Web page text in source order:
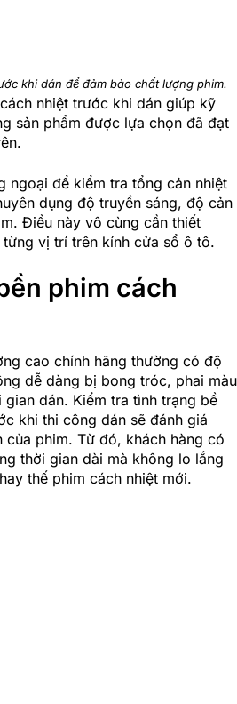
khi dán để đảm bảo chất lượng phim.
nhiệt trước khi dán giúp kỹ
sản phẩm được lựa chọn đã đạt
ngoại để kiểm tra tổng cản nhiệt
dụng độ truyền sáng, độ cản
Điều này vô cùng cần thiết
vị trí trên kính cửa sổ ô tô.
phim cách
cao chính hãng thường có độ
dễ dàng bị bong tróc, phai màu
dán. Kiểm tra tình trạng bề
khi thi công dán sẽ đánh giá
phim. Từ đó, khách hàng có
thời gian dài mà không lo lắng
thế phim cách nhiệt mới.